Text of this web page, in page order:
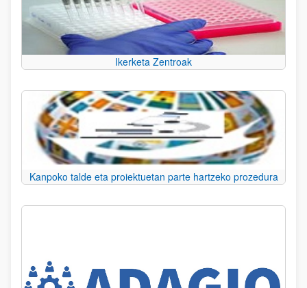
Ikerketa Zentroak
Kanpoko talde eta proiektuetan parte hartzeko prozedura